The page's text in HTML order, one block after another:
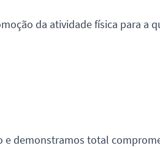
da atividade física para a
e demonstramos total